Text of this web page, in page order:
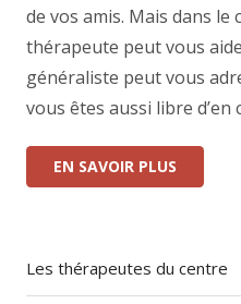
de vos amis. Mais dans
thérapeute peut vous
généraliste peut vous
vous êtes aussi libre
EN SAVOIR PLUS
Les thérapeutes du centre